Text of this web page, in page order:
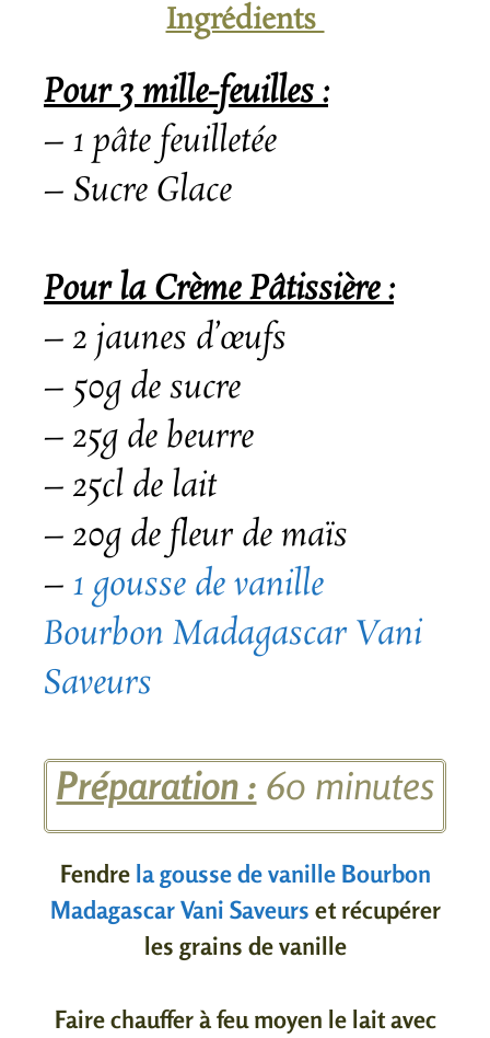
Ingrédients
Pour 3 mille-feuilles :
– 1 pâte feuilletée
– Sucre Glace
Pour la Crème Pâtissière :
– 2 jaunes d’œufs
– 50g de sucre
– 25g de beurre
– 25cl de lait
– 20g de fleur de maïs
– 1 gousse de vanille
Bourbon Madagascar Vani
Saveurs
Préparation : 60 minutes
Fendre la gousse de vanille Bourbon
Madagascar Vani Saveurs et récupérer
les grains de vanille
Faire chauffer à feu moyen le lait avec